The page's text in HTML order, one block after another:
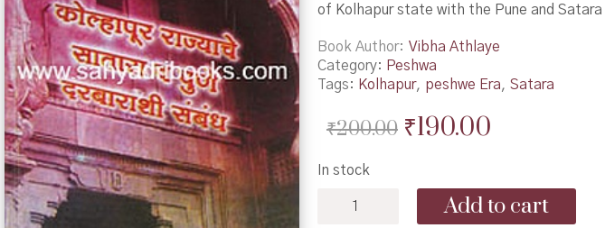
of Kolhapur state with the Pune and
Book Author
Vibha Athlaye
Category: Peshwa
Tags: Kolhapur, peshwe Era, Satara
₹200.00 Original
was:
₹200.00.
₹190.00Current
is:
₹190.00.
In stock
Rajyache
Add to cart